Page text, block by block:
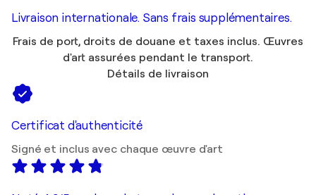
Livraison internationale. Sans frais supplémentaires.
Frais de port, droits de douane et taxes inclus. Œuvres
d'art assurées pendant le transport.
Détails de livraison
Certificat d'authenticité
Signé et inclus avec chaque œuvre d'art